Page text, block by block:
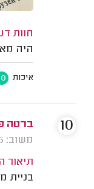
חוות
היה
איכות
ברטה
משוב: 28/04/2026
תיאור
בניית
10